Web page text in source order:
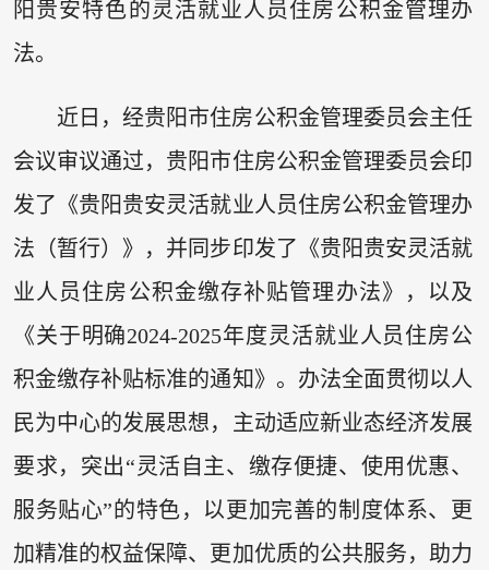
阳贵安特色的灵活就业人员住房公积金管理办
法。
近日，经贵阳市住房公积金管理委员会主任
会议审议通过，贵阳市住房公积金管理委员会印
发了《贵阳贵安灵活就业人员住房公积金管理办
法（暂行）》，并同步印发了《贵阳贵安灵活就
业人员住房公积金缴存补贴管理办法》，以及
《关于明确2024-2025年度灵活就业人员住房公
积金缴存补贴标准的通知》。办法全面贯彻以人
民为中心的发展思想，主动适应新业态经济发展
要求，突出“灵活自主、缴存便捷、使用优惠、
服务贴心”的特色，以更加完善的制度体系、更
加精准的权益保障、更加优质的公共服务，助力